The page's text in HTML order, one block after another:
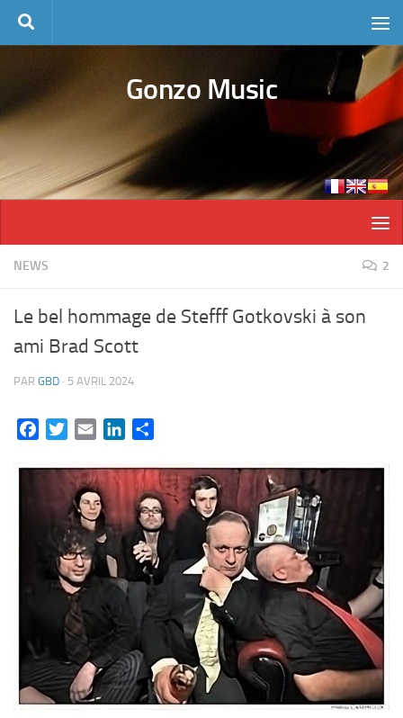
Skip to content
Gonzo Music
NEWS 2
Le bel hommage de Stefff Gotkovski à son
ami Brad Scott
PAR GBD · 5 AVRIL 2024
FacebookTwitterEmail LinkedIn